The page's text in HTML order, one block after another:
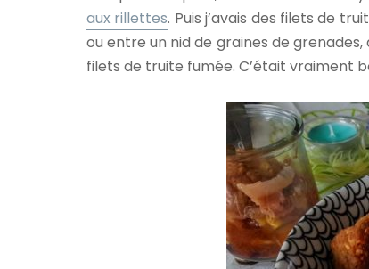
aux rillettes. Puis j’avais des filets de
ou entre un nid de graines de
filets de truite fumée. C’était vraiment